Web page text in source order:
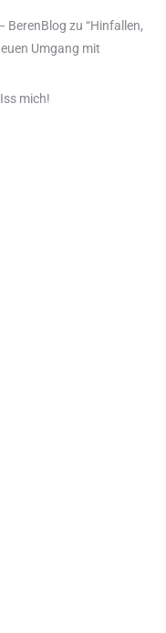
BerenBlog zu “Hinfallen,
Umgang mit
mich!